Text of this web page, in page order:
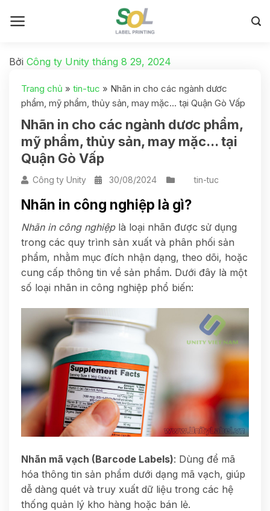
Bởi Công ty Unity tháng 8 29, 2024
Trang chủ » tin-tuc » Nhãn in cho các ngành dươc
phẩm, mỹ phẩm, thủy sản, may mặc... tại Quận Gò Vấp
Nhãn in cho các ngành dươc phẩm,
mỹ phẩm, thủy sản, may mặc... tại
Quận Gò Vấp
Công ty Unity 30/08/2024 tin-tuc
Nhãn in công nghiệp là gì?
Nhãn in công nghiệplà loại nhãn được sử dụng
trong các quy trình sản xuất và phân phối sản
phẩm, nhằm mục đích nhận dạng, theo dõi, hoặc
cung cấp thông tin về sản phẩm. Dưới đây là một
số loại nhãn in công nghiệp phổ biến:
Nhãn mã vạch (Barcode Labels): Dùng để mã
hóa thông tin sản phẩm dưới dạng mã vạch, giúp
dễ dàng quét và truy xuất dữ liệu trong các hệ
thống quản lý kho hàng hoặc bán lẻ.